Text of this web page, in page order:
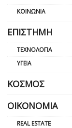
ΚΟΙΝΩΝΊΑ
ΕΠΙΣΤΉΜΗ
ΤΕΧΝΟΛΟΓΊΑ
ΥΓΕΊΑ
ΚΌΣΜΟΣ
ΟΙΚΟΝΟΜΊΑ
REAL ESTATE